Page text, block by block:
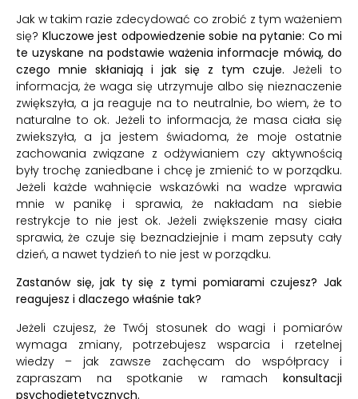
Jak w takim razie zdecydować co zrobić z tym ważeniem
się? Kluczowe jest odpowiedzenie sobie na pytanie: Co mi
te uzyskane na podstawie ważenia informacje mówią, do
czego mnie skłaniają i jak się z tym czuje. Jeżeli to
informacja, że waga się utrzymuje albo się nieznaczenie
zwiększyła, a ja reaguje na to neutralnie, bo wiem, że to
naturalne to ok. Jeżeli to informacja, że masa ciała się
zwiekszyła, a ja jestem świadoma, że moje ostatnie
zachowania związane z odżywianiem czy aktywnością
były trochę zaniedbane i chcę je zmienić to w porządku.
Jeżeli każde wahnięcie wskazówki na wadze wprawia
mnie w panikę i sprawia, że nakładam na siebie
restrykcje to nie jest ok. Jeżeli zwiększenie masy ciała
sprawia, że czuje się beznadziejnie i mam zepsuty cały
dzień, a nawet tydzień to nie jest w porządku.
Zastanów się, jak ty się z tymi pomiarami czujesz? Jak
reagujesz i dlaczego właśnie tak?
Jeżeli czujesz, że Twój stosunek do wagi i pomiarów
wymaga zmiany, potrzebujesz wsparcia i rzetelnej
wiedzy – jak zawsze zachęcam do współpracy i
zapraszam na spotkanie w ramach konsultacji
psychodietetycznych.